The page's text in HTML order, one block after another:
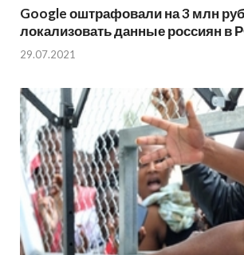
Google оштрафовали на 3 млн
локализовать данные россиян в
29.07.2021